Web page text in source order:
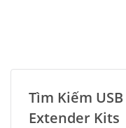
Tìm Kiếm
Extender Kits